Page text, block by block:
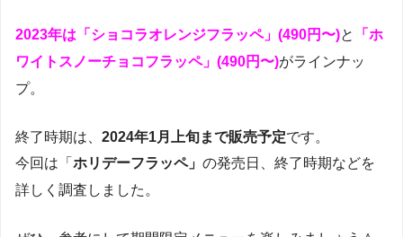
2023年は「ショコラオレンジフラッペ」(490円〜)と
「ホ
ワイトスノーチョコフラッペ」(490円〜)がラインナッ
プ。
終了時期は、 2024年1月上旬まで販売予定です。
今回は「 ホリデーフラッペ」 の発売日、終了時期などを
詳しく調査しました。